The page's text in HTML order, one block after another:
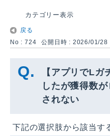
カテゴリー表示
戻る
No : 724
公開日時 : 2026/01/28
【アプリでLガ
したが獲得数
されない
下記の選択肢から該当す